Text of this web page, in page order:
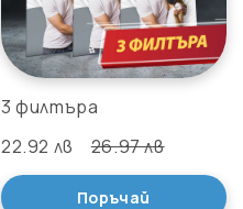
3 филтъра
22.92 лв
26.97 лв
Поръчай